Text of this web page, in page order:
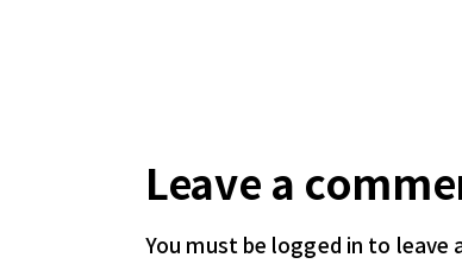
Leave a
You must be logged in to leave